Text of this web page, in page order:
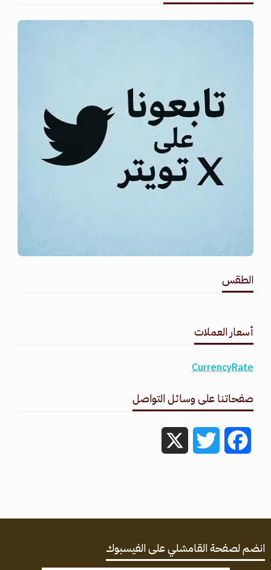
الطقس
أسعار العملات
CurrencyRate
صفحاتنا على وسائل التواصل
Facebook
Twitter
انضم لصفحة القامشلي على الفيسبوك